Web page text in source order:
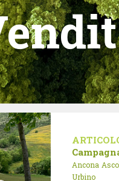
Ancona
Urbino